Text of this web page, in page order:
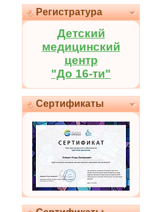
Регистратура
Детский
медицинский
центр
"До 16-ти"
Сертификаты